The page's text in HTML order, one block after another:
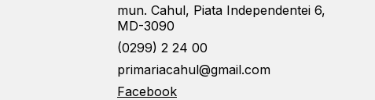
mun. Cahul, Piata Independentei 6,
MD-3090
(0299) 2 24 00
primariacahul@gmail.com
Facebook